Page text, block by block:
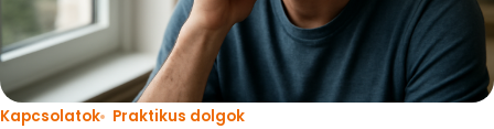
Kapcsolatok Praktikus dolgok